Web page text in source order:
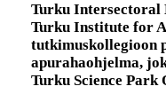
Turku Intersectoral
Turku Institute for
tutkimuskollegioon
apurahaohjelma,
Turku Science Park